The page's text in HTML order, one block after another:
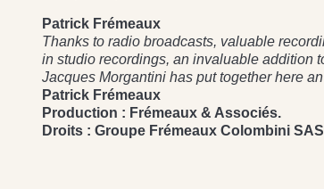
Patrick Frémeaux
Thanks to radio broadcasts, valuable
in studio recordings, an invaluable addition
Jacques Morgantini has put together here
Patrick Frémeaux
Production : Frémeaux & Associés.
Droits : Groupe Frémeaux Colombini